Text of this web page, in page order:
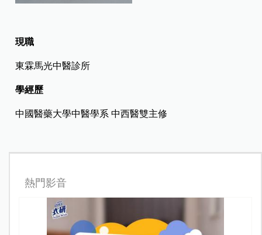
現職
東霖馬光中醫診所
學經歷
中國醫藥大學中醫學系 中西醫雙主修
熱門影音